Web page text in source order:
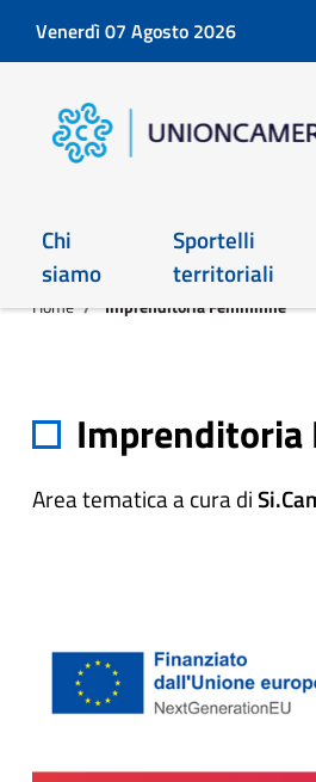
Venerdì 07 Agosto 2026
Chi
siamo
Sportelli
territoriali
Home Imprenditoria Femminile
Imprenditoria
Area tematica a cura di